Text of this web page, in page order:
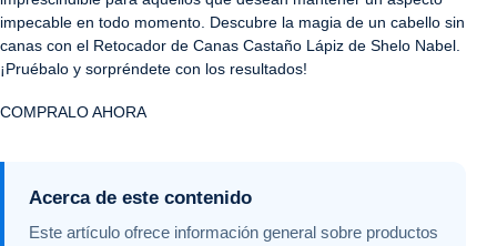
impecable en todo momento. Descubre la magia de un cabello sin
canas con el Retocador de Canas Castaño Lápiz de Shelo Nabel.
¡Pruébalo y sorpréndete con los resultados!
COMPRALO AHORA
Acerca de este contenido
Este artículo ofrece información general sobre productos